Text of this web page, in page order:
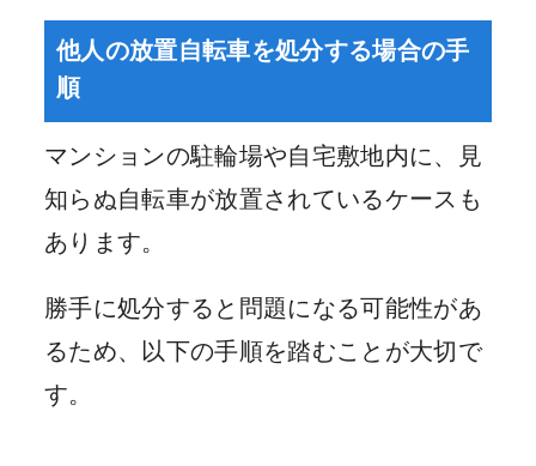
他人の放置自転車を処分する場合の手
順
マンションの駐輪場や自宅敷地内に、見
知らぬ自転車が放置されているケースも
あります。
勝手に処分すると問題になる可能性があ
るため、以下の手順を踏むことが大切で
す。